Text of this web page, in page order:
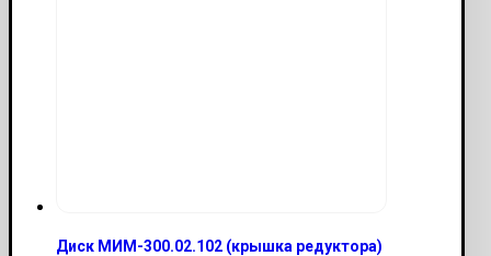
Диск МИМ-300.02.102 (крышка редуктора)